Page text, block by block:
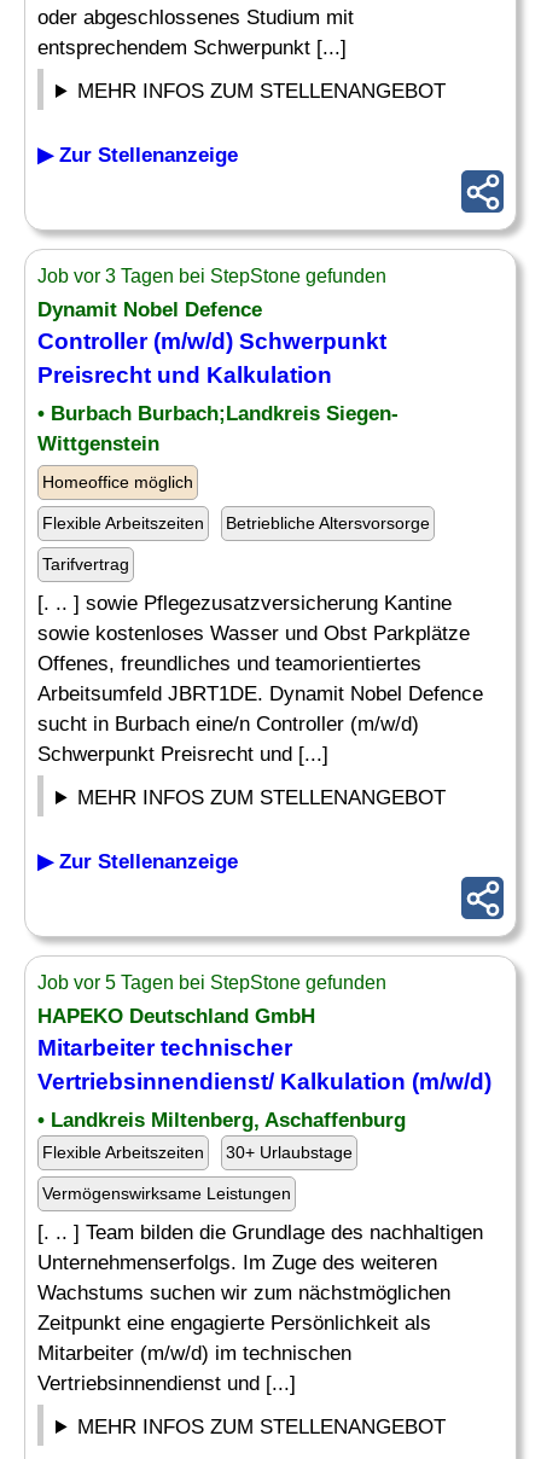
oder abgeschlossenes Studium mit
entsprechendem Schwerpunkt [...]
MEHR INFOS ZUM STELLENANGEBOT
▶ Zur Stellenanzeige
Job vor 3 Tagen bei StepStone gefunden
Dynamit Nobel Defence
Controller (m/w/d) Schwerpunkt
Preisrecht und Kalkulation
• Burbach Burbach;Landkreis Siegen-
Wittgenstein
Homeoffice möglich
Flexible Arbeitszeiten Betriebliche Altersvorsorge
Tarifvertrag
[. .. ] sowie Pflegezusatzversicherung Kantine
sowie kostenloses Wasser und Obst Parkplätze
Offenes, freundliches und teamorientiertes
Arbeitsumfeld JBRT1DE. Dynamit Nobel Defence
sucht in Burbach eine/n Controller (m/w/d)
Schwerpunkt Preisrecht und [...]
MEHR INFOS ZUM STELLENANGEBOT
▶ Zur Stellenanzeige
Job vor 5 Tagen bei StepStone gefunden
HAPEKO Deutschland GmbH
Mitarbeiter technischer
Vertriebsinnendienst/ Kalkulation (m/w/d)
• Landkreis Miltenberg, Aschaffenburg
Flexible Arbeitszeiten 30+ Urlaubstage
Vermögenswirksame Leistungen
[. .. ] Team bilden die Grundlage des nachhaltigen
Unternehmenserfolgs. Im Zuge des weiteren
Wachstums suchen wir zum nächstmöglichen
Zeitpunkt eine engagierte Persönlichkeit als
Mitarbeiter (m/w/d) im technischen
Vertriebsinnendienst und [...]
MEHR INFOS ZUM STELLENANGEBOT